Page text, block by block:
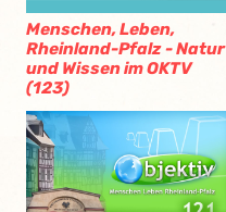
Menschen, Leben,
Rheinland-Pfalz - Natur
und Wissen im OKTV
(123)